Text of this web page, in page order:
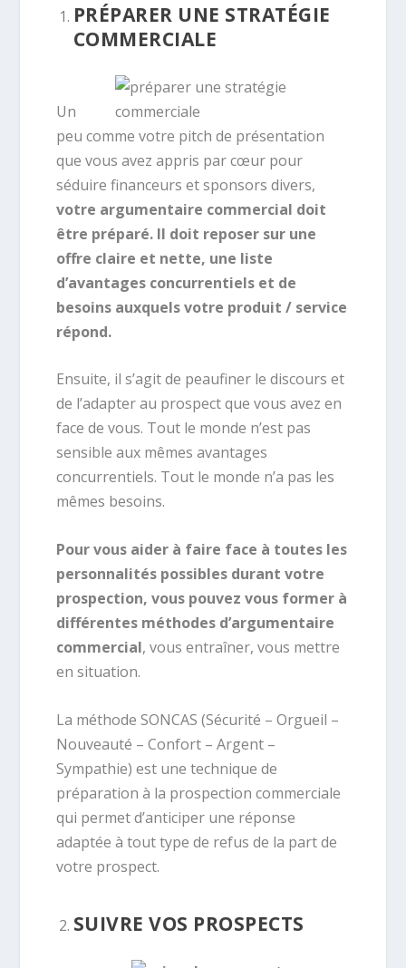
PRÉPARER UNE STRATÉGIE
COMMERCIALE
Un
peu comme votre pitch de présentation
que vous avez appris par cœur pour
séduire financeurs et sponsors divers,
votre argumentaire commercial doit
être préparé. Il doit reposer sur une
offre claire et nette, une liste
d’avantages concurrentiels et de
besoins auxquels votre produit / service
répond.
Ensuite, il s’agit de peaufiner le discours et
de l’adapter au prospect que vous avez en
face de vous. Tout le monde n’est pas
sensible aux mêmes avantages
concurrentiels. Tout le monde n’a pas les
mêmes besoins.
Pour vous aider à faire face à toutes les
personnalités possibles durant votre
prospection, vous pouvez vous former à
différentes méthodes d’argumentaire
commercial, vous entraîner, vous mettre
en situation.
La méthode SONCAS (Sécurité – Orgueil –
Nouveauté – Confort – Argent –
Sympathie) est une technique de
préparation à la prospection commerciale
qui permet d’anticiper une réponse
adaptée à tout type de refus de la part de
votre prospect.
SUIVRE VOS PROSPECTS